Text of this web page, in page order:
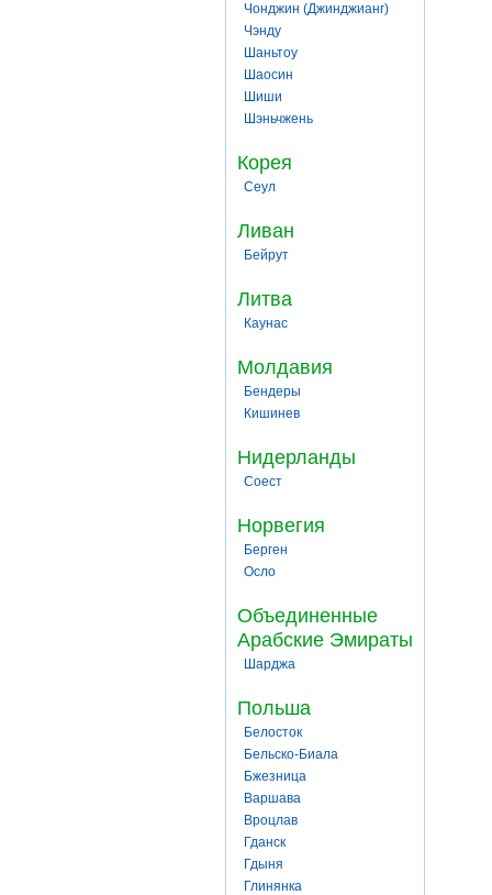
Чонджин (Джинджианг)
Чэнду
Шаньтоу
Шаосин
Шиши
Шэньчжень
Корея
Сеул
Ливан
Бейрут
Литва
Каунас
Молдавия
Бендеры
Кишинев
Нидерланды
Соест
Норвегия
Берген
Осло
Объединенные
Арабские Эмираты
Шарджа
Польша
Белосток
Бельско-Биала
Бжезница
Варшава
Вроцлав
Гданск
Гдыня
Глинянка